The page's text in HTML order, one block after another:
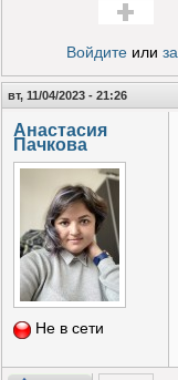
Войдитеили
вт, 11/04/2023 - 21:26
Анастасия
Пачкова
Не в сети